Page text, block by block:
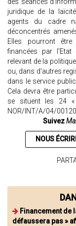
des séances
juridique de la
agents du cadre
déconcentrés
Elles pourront
financées par
relevant de la
ou, dans d'autres
dans le service
Cela devra être
se situent les 24 «
NOR/INT/A/04/
Suivez
NOUS
Financement de
défaussera pas »